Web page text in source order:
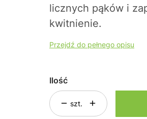
licznych pąków i
kwitnienie.
Przejdź do pełnego opisu
Ilość
szt.